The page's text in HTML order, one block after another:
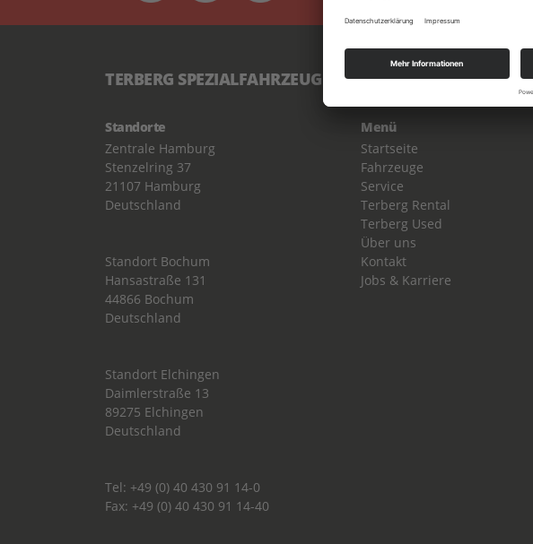
TERBERG SPEZIALFAHRZEUGE GMBH
Standorte
Zentrale Hamburg
Stenzelring 37
21107 Hamburg
Deutschland
Standort Bochum
Hansastraße 131
44866 Bochum
Deutschland
Standort Elchingen
Daimlerstraße 13
89275 Elchingen
Deutschland
Tel: +49 (0) 40 430 91 14-0
Fax: +49 (0) 40 430 91 14-40
Menü
Startseite
Fahrzeuge
Service
Terberg Rental
Terberg Used
Über uns
Kontakt
Jobs & Karriere